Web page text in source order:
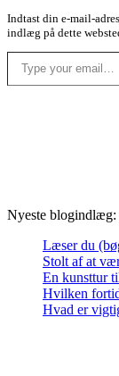
Indtast din e-mail-
indlæg på dette
Type your email…
Nyeste blogindlæg:
Læser du
Stolt af at
En kunsttur
Hvilken
Hvad er